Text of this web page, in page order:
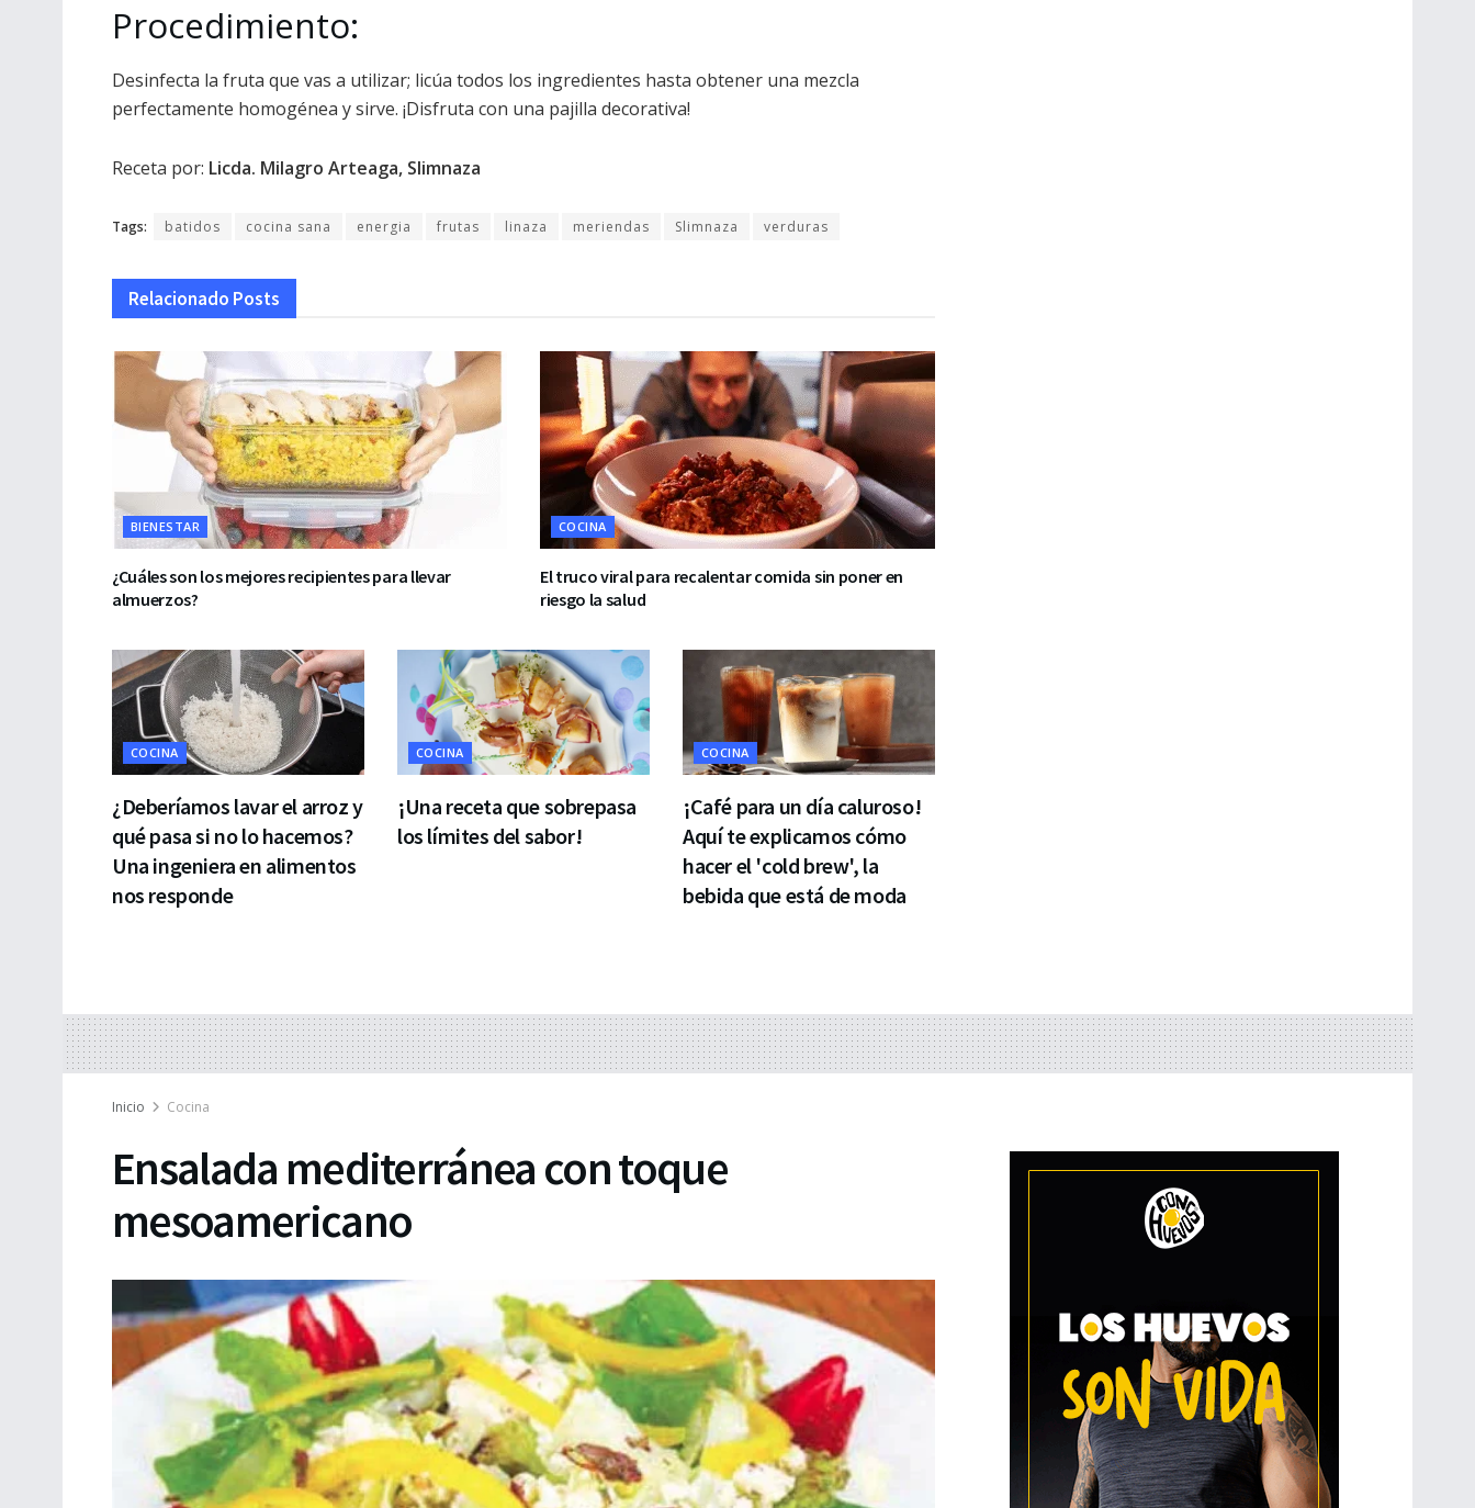
Procedimiento:
Desinfecta la fruta que vas a utilizar; licúa todos los ingredientes hasta obtener una mezcla
perfectamente homogénea y sirve. ¡Disfruta con una pajilla decorativa!
Receta por: Licda. Milagro Arteaga, Slimnaza
Tags: batidos cocina sana energia frutas linaza meriendas Slimnaza verduras
Relacionado Posts
BIENESTAR
¿Cuáles son los mejores recipientes para llevar
almuerzos?
COCINA
El truco viral para recalentar comida sin poner en
riesgo la salud
COCINA
¿Deberíamos lavar el arroz y
qué pasa si no lo hacemos?
Una ingeniera en alimentos
nos responde
COCINA
¡Una receta que sobrepasa
los límites del sabor!
COCINA
¡Café para un día caluroso!
Aquí te explicamos cómo
hacer el 'cold brew', la
bebida que está de moda
Inicio Cocina
Ensalada mediterránea con toque
mesoamericano